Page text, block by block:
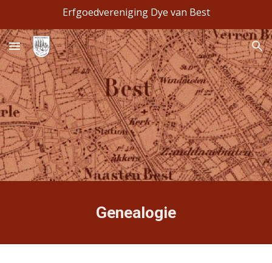
Erfgoedvereniging Dye van Best
Genealogie